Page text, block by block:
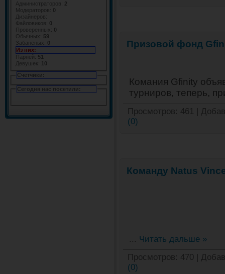
Администраторов: 2
Модераторов: 0
Дизайнеров:
Файловиков: 0
Проверенных: 0
Обычных: 59
Забаненых: 0
Из них:
Парней: 51
Девушек:
10
Счетчики:
Сегодня нас посетили:
Призовой фонд
Комания Gfinity
турниров, теперь,
Просмотров: 461
(0)
Команду Natus
... Читать дальше »
Просмотров: 470
(0)